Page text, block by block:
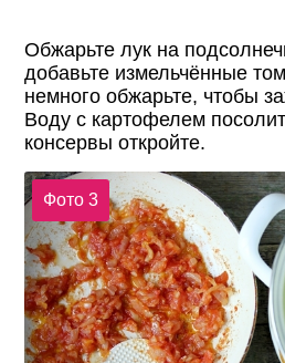
Обжарьте лук на
добавьте измельчённые
немного обжарьте, чтобы
Воду с картофелем
консервы откройте.
Фото 3